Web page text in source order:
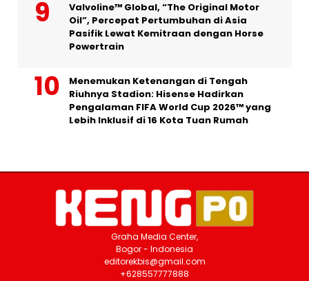
Valvoline™ Global, “The Original Motor
Oil”, Percepat Pertumbuhan di Asia
Pasifik Lewat Kemitraan dengan Horse
Powertrain
Menemukan Ketenangan di Tengah
Riuhnya Stadion: Hisense Hadirkan
Pengalaman FIFA World Cup 2026™ yang
Lebih Inklusif di 16 Kota Tuan Rumah
Graha Media Center,
Bogor - Indonesia
editorekbis@gmail.com
+628557777888